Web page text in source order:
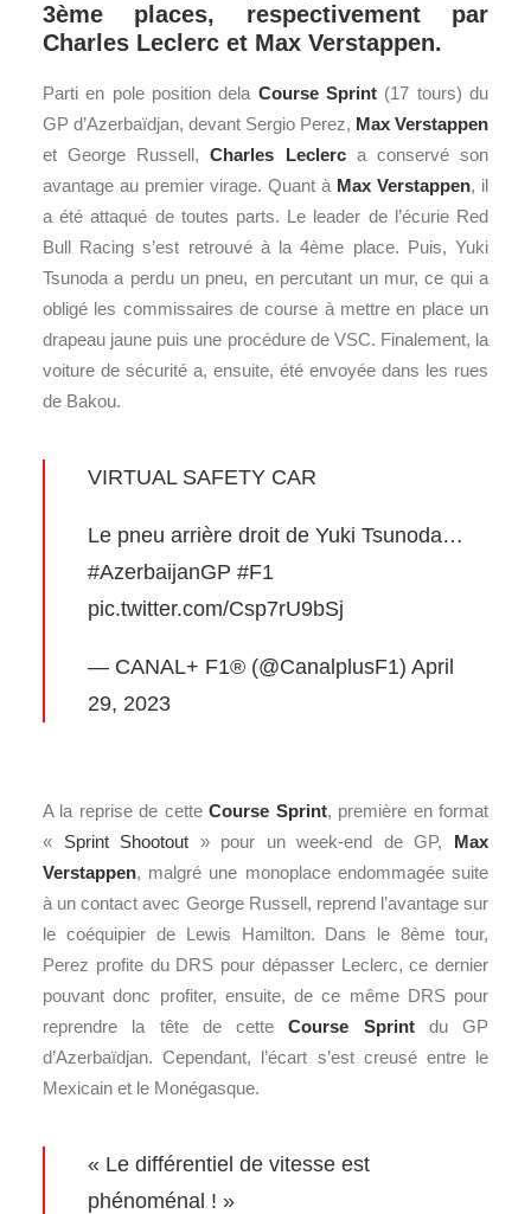
3ème places, respectivement par
Charles Leclerc et Max Verstappen.
Parti en pole position dela Course Sprint (17 tours) du
GP d’Azerbaïdjan, devant Sergio Perez, Max Verstappen
et George Russell,Charles Leclerca conservé son
avantage au premier virage. Quant à Max Verstappen, il
a été attaqué de toutes parts. Le leader de l’écurie Red
Bull Racing s’est retrouvé à la 4ème place. Puis, Yuki
Tsunoda a perdu un pneu, en percutant un mur, ce qui a
obligé les commissaires de course à mettre en place un
drapeau jaune puis une procédure de VSC. Finalement, la
voiture de sécurité a, ensuite, été envoyée dans les rues
de Bakou.
VIRTUAL SAFETY CAR
Le pneu arrière droit de Yuki Tsunoda…
#AzerbaijanGP #F1
pic.twitter.com/Csp7rU9bSj
— CANAL+ F1® (@CanalplusF1) April
29, 2023
A la reprise de cetteCourse Sprint, première en format
« Sprint Shootout » pour un week-end de GP, Max
Verstappen, malgré une monoplace endommagée suite
à un contact avec George Russell, reprend l’avantage sur
le coéquipier de Lewis Hamilton. Dans le 8ème tour,
Perez profite du DRS pour dépasser Leclerc, ce dernier
pouvant donc profiter, ensuite, de ce même DRS pour
reprendre la tête de cetteCourse Sprintdu GP
d’Azerbaïdjan. Cependant, l’écart s’est creusé entre le
Mexicain et le Monégasque.
« Le différentiel de vitesse est
phénoménal ! »